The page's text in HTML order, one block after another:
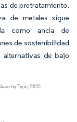
de pretratamiento.
de metales sigue
como ancla de
de sostenibilidad
alternativas de bajo